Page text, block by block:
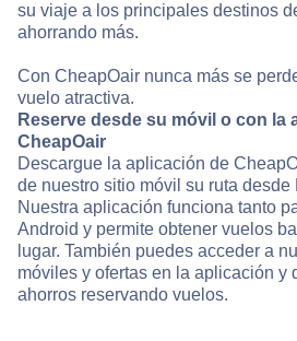
su viaje a los principales destinos
ahorrando más.
Con CheapOair nunca más se
vuelo atractiva.
Reserve desde su móvil o con la
CheapOair
Descargue la aplicación de
de nuestro sitio móvil su ruta desde
Nuestra aplicación funciona tanto
Android y permite obtener vuelos
lugar. También puedes acceder a
móviles y ofertas en la aplicación y
ahorros reservando vuelos.